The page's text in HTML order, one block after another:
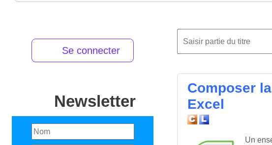
Se connecter
Newsletter
Composer
Excel
Un